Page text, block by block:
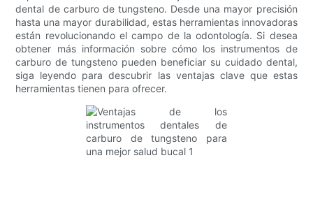
dental de carburo de tungsteno. Desde una mayor precisión
hasta una mayor durabilidad, estas herramientas innovadoras
están revolucionando el campo de la odontología. Si desea
obtener más información sobre cómo los instrumentos de
carburo de tungsteno pueden beneficiar su cuidado dental,
siga leyendo para descubrir las ventajas clave que estas
herramientas tienen para ofrecer.